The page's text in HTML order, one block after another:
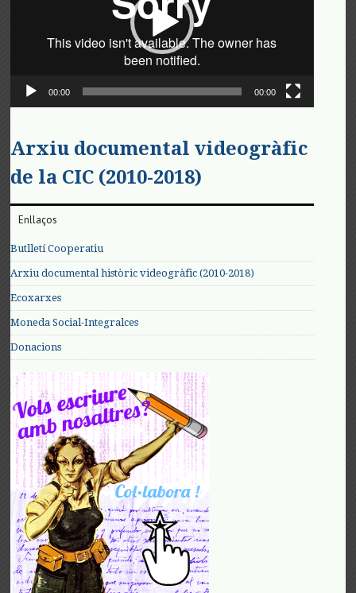
00:00 00:00
Arxiu documental videogràfic
de la CIC (2010-2018)
Enllaços
Butlletí Cooperatiu
Arxiu documental històric videogràfic (2010-2018)
Ecoxarxes
Moneda Social-Integralces
Donacions